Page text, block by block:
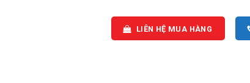
LIÊN HỆ MUA HÀNG